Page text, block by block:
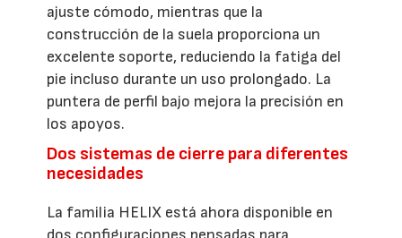
ajuste cómodo, mientras que la
construcción de la suela proporciona un
excelente soporte, reduciendo la fatiga del
pie incluso durante un uso prolongado. La
puntera de perfil bajo mejora la precisión en
los apoyos.
Dos sistemas de cierre para diferentes
necesidades
La familia HELIX está ahora disponible en